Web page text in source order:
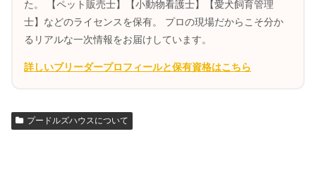
た。 【ペット販売士】【小動物看護士】【愛犬飼育管理
士】などのライセンスを保有。 プロの現場だからこそ分か
るリアルな一次情報をお届けしています。
詳しいブリーダープロフィールと保有資格はこちら
プードルズハウスについて